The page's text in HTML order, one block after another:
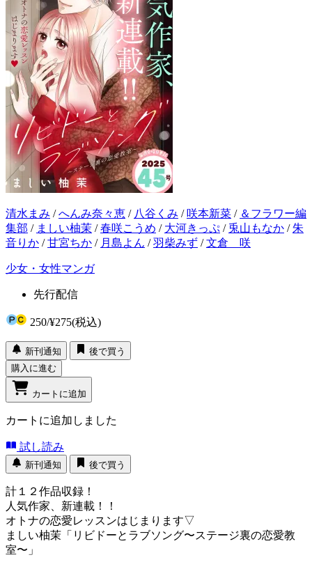
清水まみ /へんみ奈々恵 / 八谷くみ / 咲本新菜 / ＆フラワー編
集部 / ましい柚茉 /春咲こうめ / 大河きっぷ / 兎山もなか /朱
音りか /甘宮ちか / 月島よん /羽柴みず /文倉 咲
少女・女性マンガ
先行配信
250/¥275(税込)
新刊通知
後で買う
購入に進む
カートに追加
カートに追加しました
試し読み
新刊通知 後で買う
計１２作品収録！
人気作家、新連載！！
オトナの恋愛レッスンはじまります▽
ましい柚茉「リビドーとラブソング〜ステージ裏の恋愛教
室〜」